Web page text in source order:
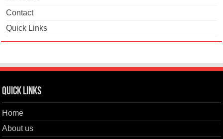
Contact
Quick Links
Quick Links
Home
About us